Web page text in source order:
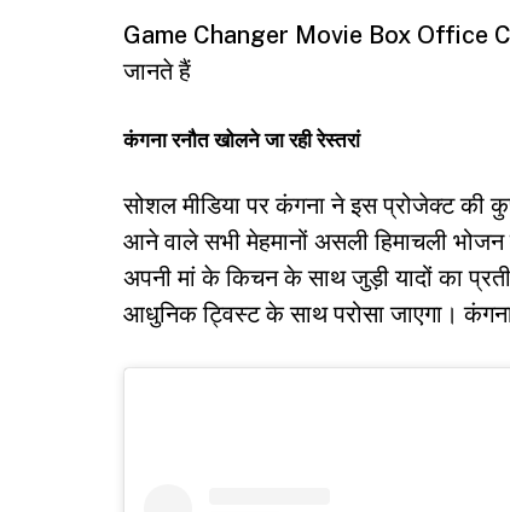
Game Changer Movie Box Office
जानते हैं
कंगना रनौत खोलने जा रही रेस्तरां
सोशल मीडिया पर कंगना ने इस प्रोजेक्ट की
आने वाले सभी मेहमानों असली हिमाचली
अपनी मां के किचन के साथ जुड़ी यादों का
आधुनिक ट्विस्ट के साथ परोसा जाएगा।